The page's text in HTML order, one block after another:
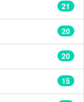
21
20
20
15